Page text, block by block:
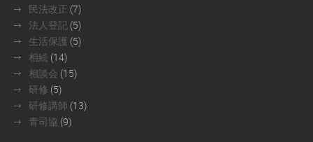
民法改正 (7)
法人登記 (5)
生活保護 (5)
相続 (14)
相談会 (15)
研修 (5)
研修講師 (13)
青司協 (9)